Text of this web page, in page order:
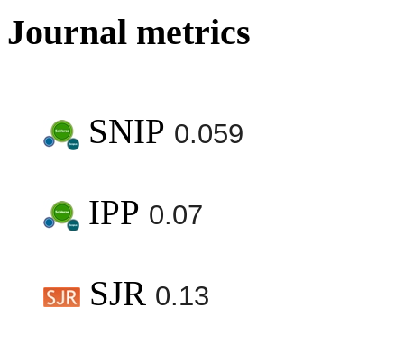
Journal metrics
SNIP 0.059
IPP 0.07
SJR 0.13